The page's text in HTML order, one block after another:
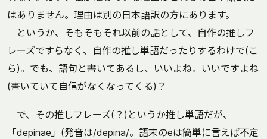
はありません。理由は別の日本語訳の方にあります。
というか、そもそもそれ以前の話として、自作の推しフ
レーズですらなく、自作の推し単語だったりするわけで(こ
ら)。でも、語句と書いてあるし、いいよね。いいですよね
(書いていて自信がなくなってくる)？
で、その推しフレーズ(？)というか推し単語だが、
「depinae」(発音は/depina/。語末のeは簡単に言えば不定